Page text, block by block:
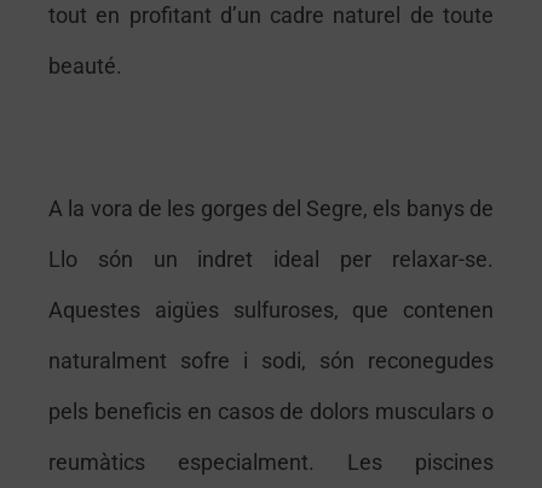
tout en profitant d’un cadre naturel de toute
beauté.
A la vora de les gorges del Segre, els banys de
Llo són un indret ideal per relaxar-se.
Aquestes aigües sulfuroses, que contenen
naturalment sofre i sodi, són reconegudes
pels beneficis en casos de dolors musculars o
reumàtics especialment. Les piscines